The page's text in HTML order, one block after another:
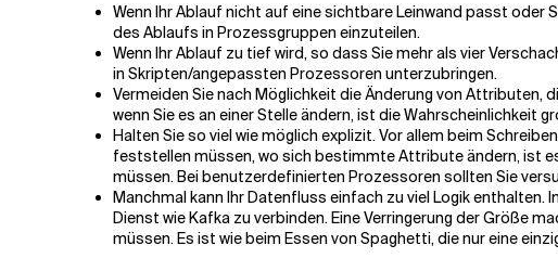
Wenn Ihr Ablauf nicht auf eine sichtbare Leinwand passt oder
des Ablaufs in Prozessgruppen einzuteilen.
Wenn Ihr Ablauf zu tief wird, so dass Sie mehr als vier
in Skripten/angepassten Prozessoren unterzubringen.
Vermeiden Sie nach Möglichkeit die Änderung von
wenn Sie es an einer Stelle ändern, ist die Wahrscheinlichkeit
Halten Sie so viel wie möglich explizit. Vor allem beim
feststellen müssen, wo sich bestimmte Attribute ändern, ist
müssen. Bei benutzerdefinierten Prozessoren sollten Sie
Manchmal kann Ihr Datenfluss einfach zu viel Logik enthalten.
Dienst wie Kafka zu verbinden. Eine Verringerung der Größe
müssen. Es ist wie beim Essen von Spaghetti, die nur eine